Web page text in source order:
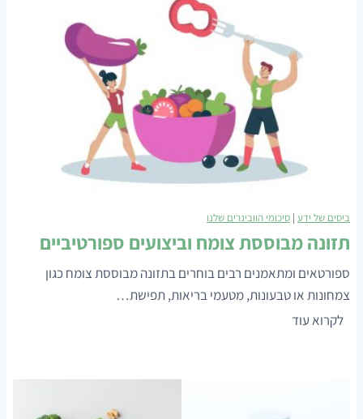
ביסים של ידע | סיכומי הוובינרים שלנו
תזונה מבוססת צומח וביצועים ספורטיביים
ספורטאים ומתאמנים רבים בוחרים בתזונה מבוססת צומח כגון
צמחונות או טבעונות, מטעמי בריאות, תפישת…
לקרוא עוד